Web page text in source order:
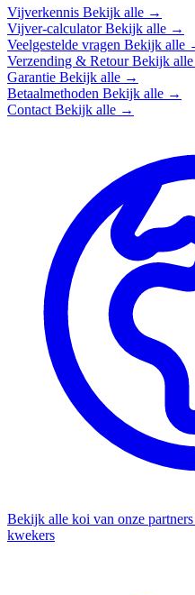
Vijverkennis Bekijk alle →
Vijver-calculatorBekijk alle →
Veelgestelde vragen Bekijk alle
Verzending & RetourBekijk
Garantie Bekijk alle →
Betaalmethoden Bekijk alle →
Contact Bekijk alle →
Bekijk alle koi van onze partners
kwekers